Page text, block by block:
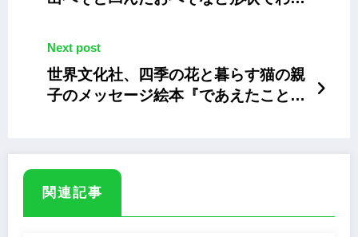
Next post
世界文化社、四季の花と暮らす猫の親
子のメッセージ絵本『であえたことに
関連記事